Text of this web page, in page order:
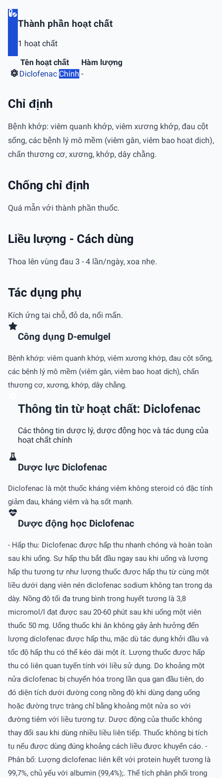
Thành phần hoạt chất
1 hoạt chất
Tên hoạt chất
Hàm lượng
Diclofenac Chính -
Chỉ định
Bệnh khớp: viêm quanh khớp, viêm xương khớp, đau cột
sống, các bệnh lý mô mềm (viêm gân, viêm bao hoạt dịch),
chấn thương cơ, xương, khớp, dây chằng.
Chống chỉ định
Quá mẫn với thành phần thuốc.
Liều lượng - Cách dùng
Thoa lên vùng đau 3 - 4 lần/ngày, xoa nhẹ.
Tác dụng phụ
Kích ứng tại chỗ, đỏ da, nổi mẩn.
Công dụng D-emulgel
Bệnh khớp: viêm quanh khớp, viêm xương khớp, đau cột sống,
các bệnh lý mô mềm (viêm gân, viêm bao hoạt dịch), chấn
thương cơ, xương, khớp, dây chằng.
Thông tin từ hoạt chất: Diclofenac
Các thông tin dược lý, dược động học và tác dụng của
hoạt chất chính
Dược lực Diclofenac
Diclofenac là một thuốc kháng viêm không steroid có đặc tính
giảm đau, kháng viêm và hạ sốt mạnh.
Dược động học Diclofenac
- Hấp thu: Diclofenac được hấp thu nhanh chóng và hoàn toàn
sau khi uống. Sự hấp thu bắt đầu ngay sau khi uống và lượng
hấp thu tương tự như lượng thuốc được hấp thu từ cùng một
liều dưới dạng viên nén diclofenac sodium không tan trong dạ
dày. Nồng độ tối đa trung bình trong huyết tương là 3,8
micromol/l đạt được sau 20-60 phút sau khi uống một viên
thuốc 50 mg. Uống thuốc khi ăn không gây ảnh hưởng đến
lượng diclofenac được hấp thu, mặc dù tác dụng khởi đầu và
tốc độ hấp thu có thể kéo dài một ít. Lượng thuốc được hấp
thu có liên quan tuyến tính với liều sử dụng. Do khoảng một
nửa diclofenac bị chuyển hóa trong lần qua gan đầu tiên, do
đó diện tích dưới đường cong nồng độ khi dùng dạng uống
hoặc đường trực tràng chỉ bằng khoảng một nửa so với
đường tiêm với liều tương tự. Dược động của thuốc không
thay đổi sau khi dùng nhiều liều liên tiếp. Thuốc không bị tích
tụ nếu được dùng đúng khoảng cách liều được khuyến cáo. -
Phân bố: Lượng diclofenac liên kết với protein huyết tương là
99,7%, chủ yếu với albumin (99,4%);. Thể tích phân phối trong